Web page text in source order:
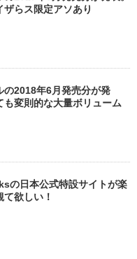
ザらス限定アソあり
の2018年6月発売分が発
も変則的な大量ボリューム
の日本公式特設サイトが楽
て欲しい！